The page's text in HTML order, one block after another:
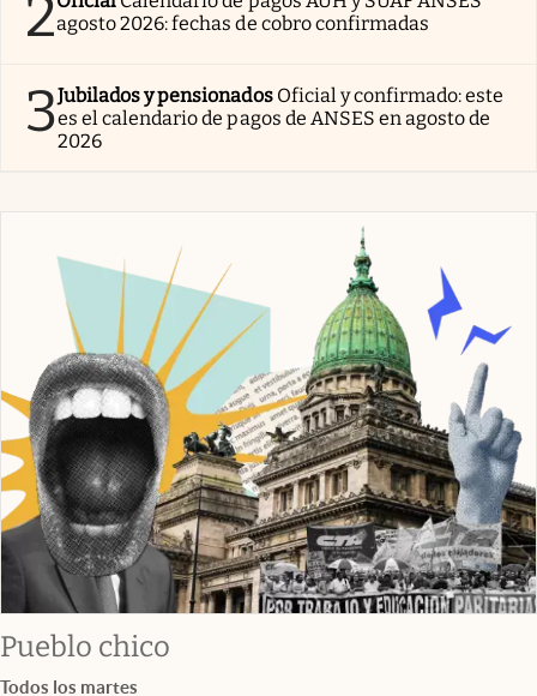
2agosto 2026: fechas de cobro confirmadas
3Jubilados y pensionados Oficial y confirmado: este
es el calendario de pagos de ANSES en agosto de
2026
Pueblo chico
Todos los martes